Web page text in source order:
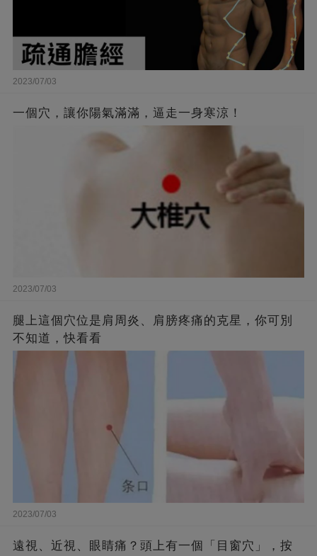
2023/07/03
一個穴，讓你陽氣滿滿，逼走一身寒涼！
2023/07/03
腿上這個穴位是肩周炎、肩膀疼痛的克星，你可別
不知道，快看看
2023/07/03
遠視、近視、眼睛痛？頭上有一個「目窗穴」，按